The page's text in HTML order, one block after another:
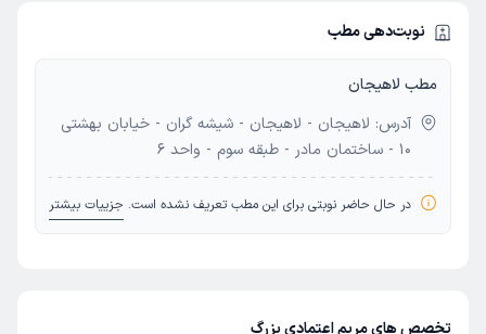
نوبت‌دهی مطب
مطب لاهیجان
آدرس: لاهیجان - لاهیجان - شیشه گران - خیابان بهشتی
10 - ساختمان مادر - طبقه سوم - واحد 6
در حال حاضر نوبتی برای این مطب تعریف نشده است. جزییات بیشتر
تخصص های مریم اعتمادی بزرگ